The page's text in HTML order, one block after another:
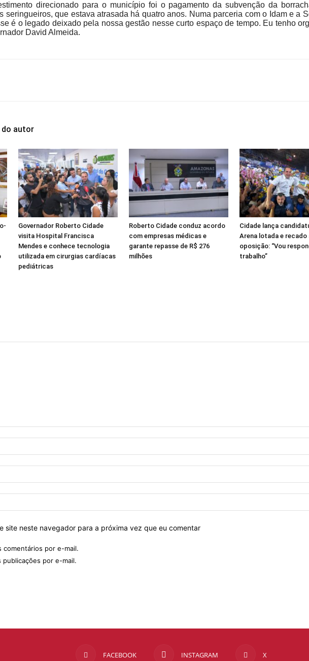
direcionado para o município foi o pagamento da subvenção da
seringueiros, que estava atrasada há quatro anos. Numa parceria com o Idam e a
é o legado deixado pela nossa gestão nesse curto espaço de tempo. Eu tenho
David Almeida.
do autor
Governador Roberto Cidade
visita Hospital Francisca
Mendes e conhece tecnologia
utilizada em cirurgias cardíacas
pediátricas
Roberto Cidade conduz acordo
com empresas médicas e
garante repasse de R$ 276
milhões
Cidade lança
Arena lotada e recado
oposição: “Vou
trabalho”
site neste navegador para a próxima vez que eu comentar
por e-mail.
por e-mail.
FACEBOOK INSTAGRAM X